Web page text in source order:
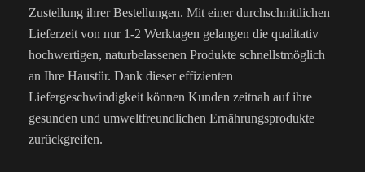
Zustellung ihrer Bestellungen. Mit einer durchschnittlichen
Lieferzeit von nur 1-2 Werktagen gelangen die qualitativ
hochwertigen, naturbelassenen Produkte schnellstmöglich
an Ihre Haustür. Dank dieser effizienten
Liefergeschwindigkeit können Kunden zeitnah auf ihre
gesunden und umweltfreundlichen Ernährungsprodukte
zurückgreifen.